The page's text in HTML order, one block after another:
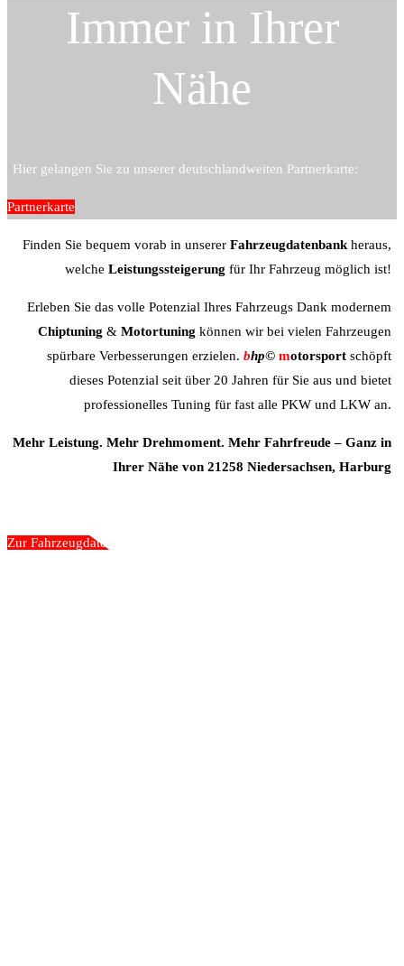
Immer in Ihrer
Nähe
Hier gelangen Sie zu unserer deutschlandweiten Partnerkarte:
Partnerkarte
Finden Sie bequem vorab in unserer Fahrzeugdatenbank heraus,
welche Leistungssteigerung für Ihr Fahrzeug möglich ist!
Erleben Sie das volle Potenzial Ihres Fahrzeugs Dank modernem
Chiptuning & Motortuning können wir bei vielen Fahrzeugen
spürbare Verbesserungen erzielen. bhp© motorsport schöpft
dieses Potenzial seit über 20 Jahren für Sie aus und bietet
professionelles Tuning für fast alle PKW und LKW an.
Mehr Leistung. Mehr Drehmoment. Mehr Fahrfreude – Ganz in
Ihrer Nähe von 21258 Niedersachsen, Harburg
Zur Fahrzeugdatenbank